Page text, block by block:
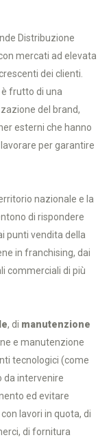
Distribuzione
mercati ad elevata
dei clienti.
frutto di una
del brand,
esterni che hanno
per garantire
nazionale e la
di rispondere
punti vendita della
in franchising, dai
commerciali di più
, di manutenzione
e manutenzione
tecnologici (come
da intervenire
ed evitare
lavori in quota, di
di fornitura